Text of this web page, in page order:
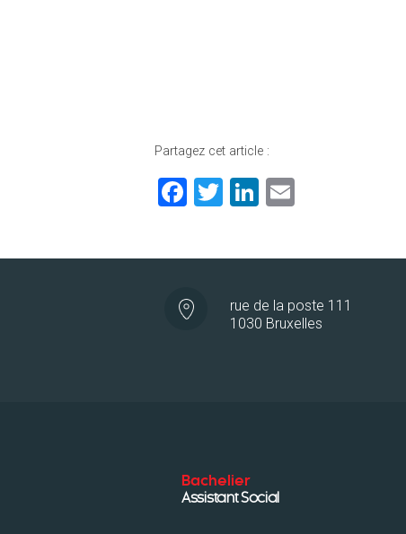
Partagez cet article :
F
ce
o
T
tt
Li
e
n
ai
rue de la poste 111
1030 Bruxelles
Bachelier
Assistant Social